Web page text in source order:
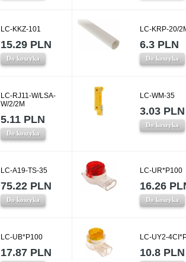
LC-KKZ-101
15.29 PLN
Do koszyka
LC-KRP-20/
6.3 PLN
Do koszyka
LC-RJ11-W/LSA-
W/2/2M
5.11 PLN
Do koszyka
LC-WM-35
3.03 PLN
Do koszyka
LC-A19-TS-35
75.22 PLN
Do koszyka
LC-UR*P100
16.26
Do koszyka
LC-UB*P100
17.87 PLN
LC-UY2-
10.8 PLN